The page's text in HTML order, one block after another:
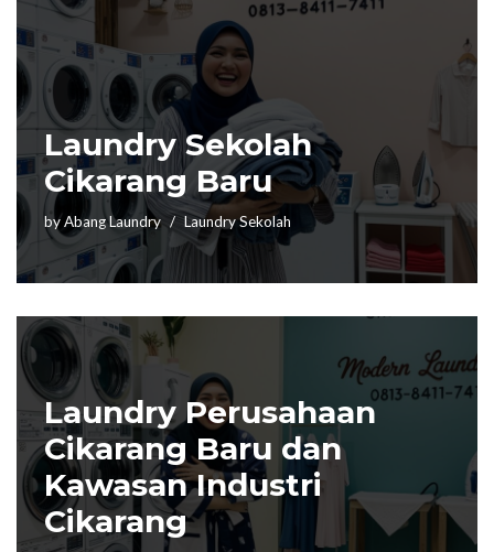
Laundry Sekolah
Cikarang Baru
byAbang Laundry Laundry Sekolah
Laundry Perusahaan
Cikarang Baru dan
Kawasan Industri
Cikarang